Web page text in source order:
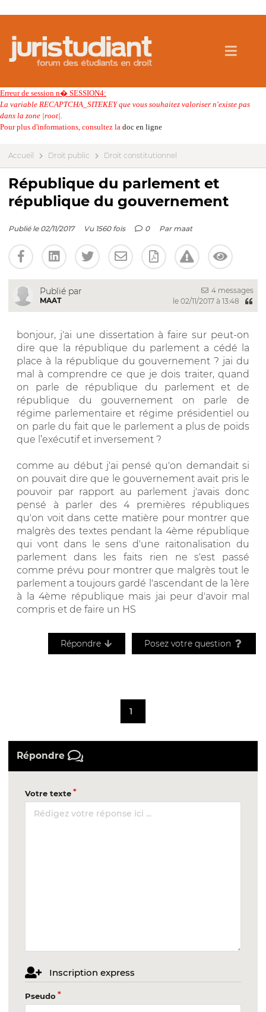
Erreur de session n� SESSION4:
La variable RECAPTCHA_SITEKEY que vous souhaitez valoriser n'existe pas
dans la zone |root|.
Pour plus d'informations, consultez la doc en ligne
Accueil Droit public Droit constitutionnel
République du parlement et
république du gouvernement
Publié le 02/11/2017 Vu 1560 fois 0 Par maat
Publié par
MAAT
4 messages
le 02/11/2017 à 13:48
bonjour, j'ai une dissertation à faire sur peut-on
dire que la république du parlement a cédé la
place à la république du gouvernement ? jai du
mal à comprendre ce que je dois traiter, quand
on parle de république du parlement et de
république du gouvernement on parle de
régime parlementaire et régime présidentiel ou
on parle du fait que le parlement a plus de poids
que l’exécutif et inversement ?
comme au début j'ai pensé qu'on demandait si
on pouvait dire que le gouvernement avait pris le
pouvoir par rapport au parlement j'avais donc
pensé à parler des 4 premières républiques
qu'on voit dans cette matière pour montrer que
malgrès des textes pendant la 4ème république
qui vont dans le sens d'une raitonalisation du
parlement dans les faits rien ne s'est passé
comme prévu pour montrer que malgrès tout le
parlement a toujours gardé l'ascendant de la 1ère
à la 4ème république mais jai peur d'avoir mal
compris et de faire un HS
Répondre Posez votre question
1
Répondre
Votre texte
Inscription express
Pseudo